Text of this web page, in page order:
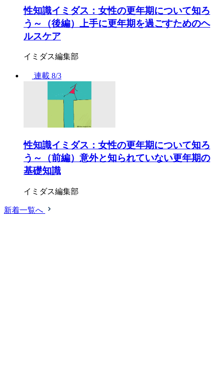
性知識イミダス：女性の更年期について知ろ
う～（後編）上手に更年期を過ごすためのヘ
ルスケア
イミダス編集部
連載 8/3
性知識イミダス：女性の更年期について知ろ
う～（前編）意外と知られていない更年期の
基礎知識
イミダス編集部
新着一覧へ